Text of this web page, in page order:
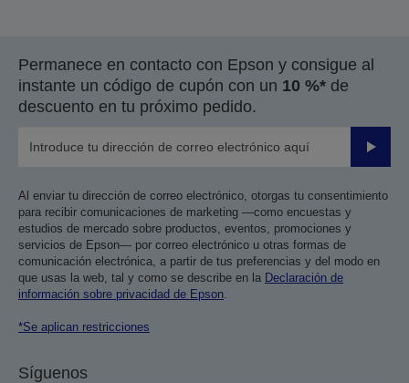
Permanece en contacto con Epson y consigue al
instante un código de cupón con un 10 %* de
descuento en tu próximo pedido.
Enviar
Al enviar tu dirección de correo electrónico, otorgas tu consentimiento
para recibir comunicaciones de marketing —como encuestas y
estudios de mercado sobre productos, eventos, promociones y
servicios de Epson— por correo electrónico u otras formas de
comunicación electrónica, a partir de tus preferencias y del modo en
que usas la web, tal y como se describe en la Declaración de
información sobre privacidad de Epson.
*Se aplican restricciones
Síguenos